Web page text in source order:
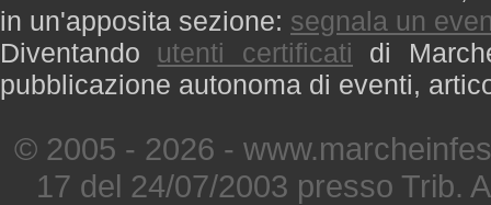
in un'apposita sezione: segnala un
Diventando utenti certificati di
pubblicazione autonoma di eventi,
© 2005 - 2026 -
17 del 24/07/2003 presso Trib.